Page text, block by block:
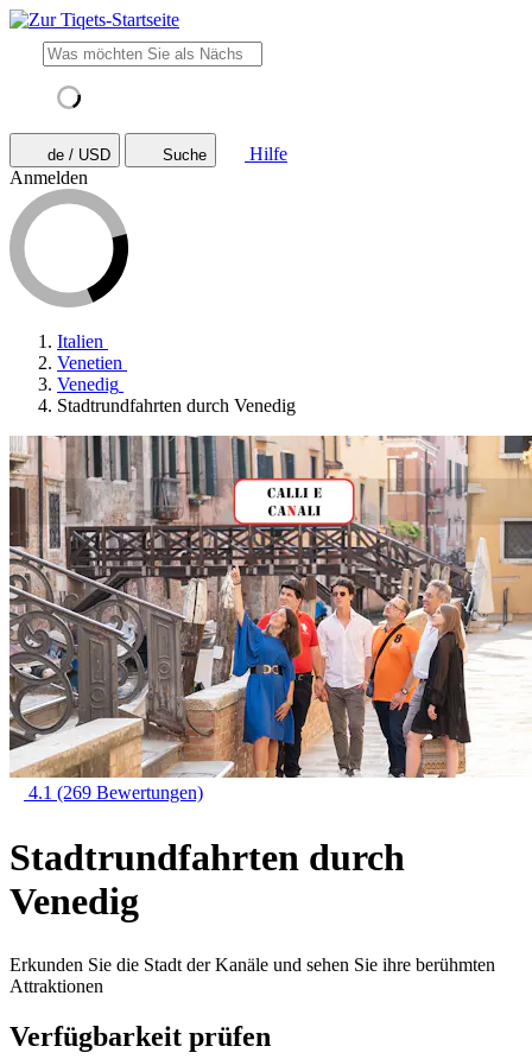
de / USD Suche
Hilfe
Anmelden
Italien
Venetien
Venedig
Stadtrundfahrten durch Venedig
4.1 (269 Bewertungen)
Stadtrundfahrten durch
Venedig
Erkunden Sie die Stadt der Kanäle und sehen Sie ihre berühmten
Attraktionen
Verfügbarkeit prüfen